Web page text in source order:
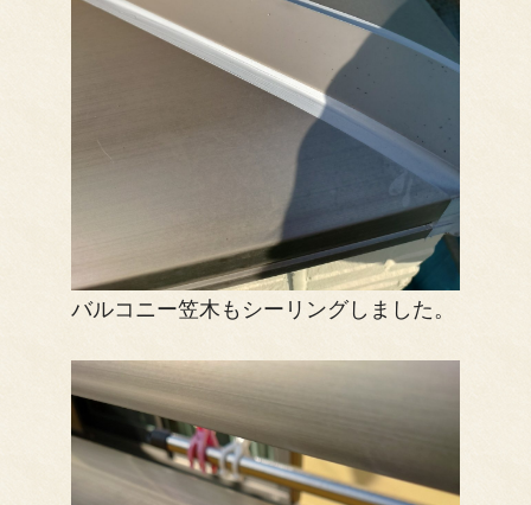
バルコニー笠木もシーリングしました。